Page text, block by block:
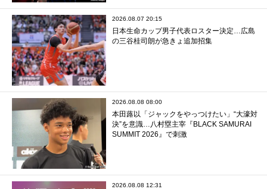
2026.08.07 20:15
日本生命カップ男子代表ロスター決定…広島
の三谷桂司朗が急きょ追加招集
2026.08.08 08:00
本田蕗以「ジャックをやっつけたい」“大濠対
決”を意識…八村塁主宰『BLACK SAMURAI
SUMMIT 2026』で刺激
2026.08.08 12:31